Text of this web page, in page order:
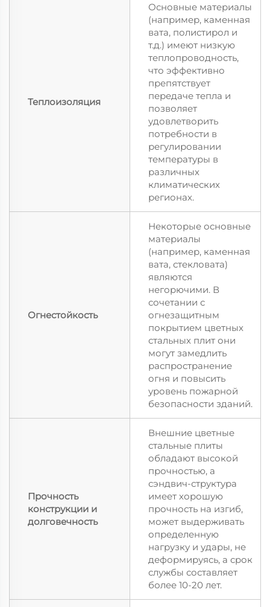
Теплоизоляция
Основные материалы
(например, каменная
вата, полистирол и
т.д.) имеют низкую
теплопроводность,
что эффективно
препятствует
передаче тепла и
позволяет
удовлетворить
потребности в
регулировании
температуры в
различных
климатических
регионах.
Огнестойкость
Некоторые основные
материалы
(например, каменная
вата, стекловата)
являются
негорючими. В
сочетании с
огнезащитным
покрытием цветных
стальных плит они
могут замедлить
распространение
огня и повысить
уровень пожарной
безопасности зданий.
Прочность
конструкции и
долговечность
Внешние цветные
стальные плиты
обладают высокой
прочностью, а
сэндвич-структура
имеет хорошую
прочность на изгиб,
может выдерживать
определенную
нагрузку и удары, не
деформируясь, а срок
службы составляет
более 10-20 лет.